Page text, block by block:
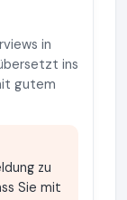
in
ins
gutem
zu
Sie mit